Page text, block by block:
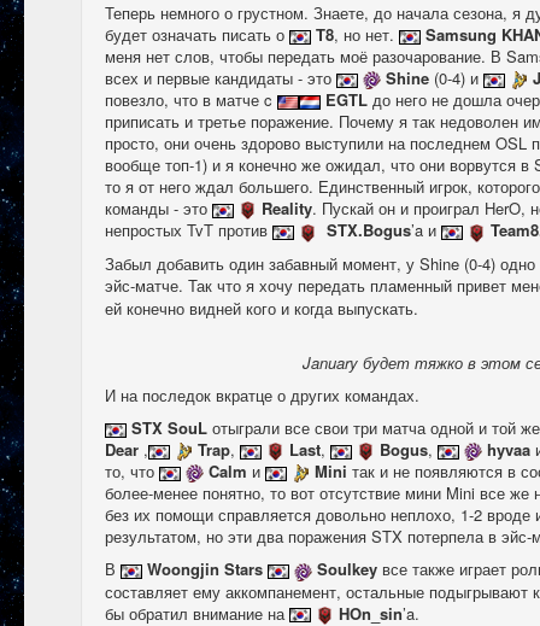
Теперь немного о грустном. Знаете, до начала сезона, я
будет означать писать о
T8, но нет.
Samsung
меня нет слов, чтобы передать моё разочарование. В
всех и первые кандидаты - это
Shine (0-4) и
повезло, что в матче c
EGTL до него не дошла
приписать и третье поражение. Почему я так недоволен
просто, они очень здорово выступили на последнем OSL
вообще топ-1) и я конечно же ожидал, что они ворвутся в
то я от него ждал большего. Единственный игрок,
команды - это
Reality. Пускай он и проиграл HerO,
непростых TvT против
STX.Bogus’a и
Забыл добавить один забавный момент, у Shine (0-4)
эйс-матче. Так что я хочу передать пламенный привет
ей конечно видней кого и когда выпускать.
January будет тяжко в этом
И на последок вкратце о других командах.
STX SouL отыграли все свои три матча одной и той
Dear , Trap, Last, Bogus, hyvaa
то, что
Calm и Mini так и не появляются в
более-менее понятно, то вот отсутствие мини Mini все
без их помощи справляется довольно неплохо, 1-2
результатом, но эти два поражения STX потерпела в эйс-
В
Woongjin Stars Soulkey все также играет
составляет ему аккомпанемент, остальные подыгрывают
бы обратил внимание на
HOn_sin’a.